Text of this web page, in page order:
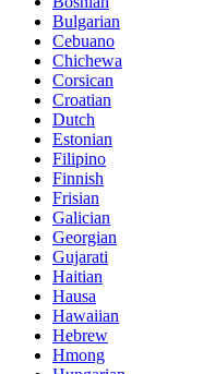
Bulgarian
Cebuano
Chichewa
Corsican
Croatian
Dutch
Estonian
Filipino
Finnish
Frisian
Galician
Georgian
Gujarati
Haitian
Hausa
Hawaiian
Hebrew
Hmong